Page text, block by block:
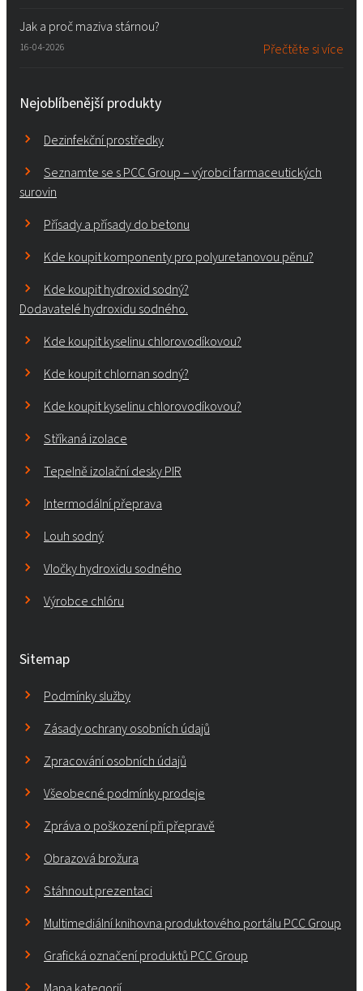
Jak a proč maziva stárnou?
16-04-2026 Přečtěte si více
Nejoblíbenější produkty
Dezinfekční prostředky
Seznamte se s PCC Group – výrobci farmaceutických
surovin
Přísady a přísady do betonu
Kde koupit komponenty pro polyuretanovou pěnu?
Kde koupit hydroxid sodný?
Dodavatelé hydroxidu sodného.
Kde koupit kyselinu chlorovodíkovou?
Kde koupit chlornan sodný?
Kde koupit kyselinu chlorovodíkovou?
Stříkaná izolace
Tepelně izolační desky PIR
Intermodální přeprava
Louh sodný
Vločky hydroxidu sodného
Výrobce chlóru
Sitemap
Podmínky služby
Zásady ochrany osobních údajů
Zpracování osobních údajů
Všeobecné podmínky prodeje
Zpráva o poškození při přepravě
Obrazová brožura
Stáhnout prezentaci
Multimediální knihovna produktového portálu PCC Group
Grafická označení produktů PCC Group